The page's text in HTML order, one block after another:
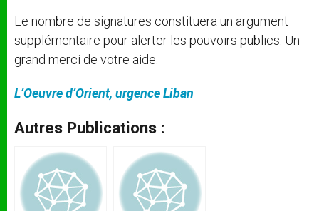
Le nombre de signatures constituera un argument
supplémentaire pour alerter les pouvoirs publics. Un
grand merci de votre aide.
L’Oeuvre d’Orient, urgence Liban
Autres Publications :